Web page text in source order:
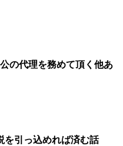
の代理を務めて頂く他あ
を引っ込めれば済む話